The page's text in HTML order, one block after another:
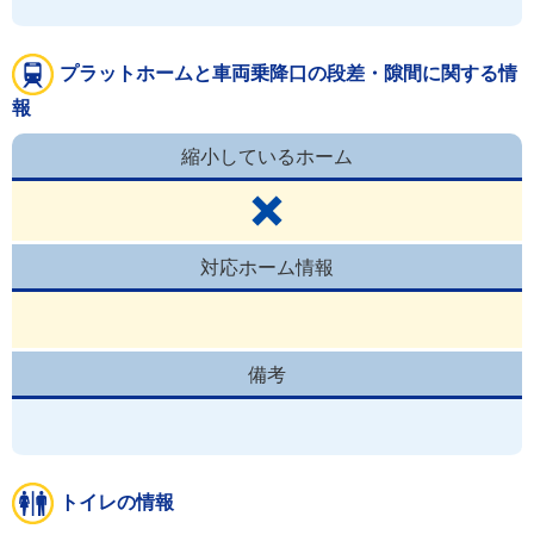
プラットホームと車両乗降口の段差・隙間に関する情
報
縮小しているホーム
対応ホーム情報
備考
トイレの情報